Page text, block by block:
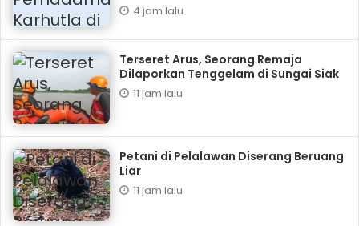
4 jam lalu
Terseret Arus, Seorang Remaja
Dilaporkan Tenggelam di Sungai Siak
11 jam lalu
Petani di Pelalawan Diserang Beruang
Liar
11 jam lalu